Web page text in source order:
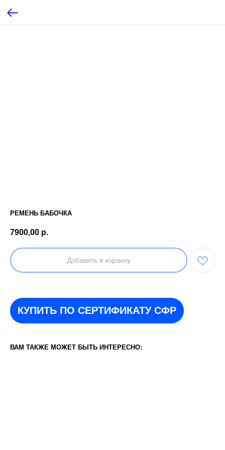
РЕМЕНЬ БАБОЧКА
7900,00 р.
Добавить в корзину
КУПИТЬ ПО СЕРТИФИКАТУ СФР
ВАМ ТАКЖЕ МОЖЕТ БЫТЬ ИНТЕРЕСНО: